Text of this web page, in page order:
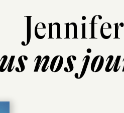
nos